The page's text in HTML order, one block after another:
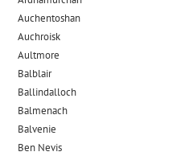
Auchentoshan
Auchroisk
Aultmore
Balblair
Ballindalloch
Balmenach
Balvenie
Ben Nevis